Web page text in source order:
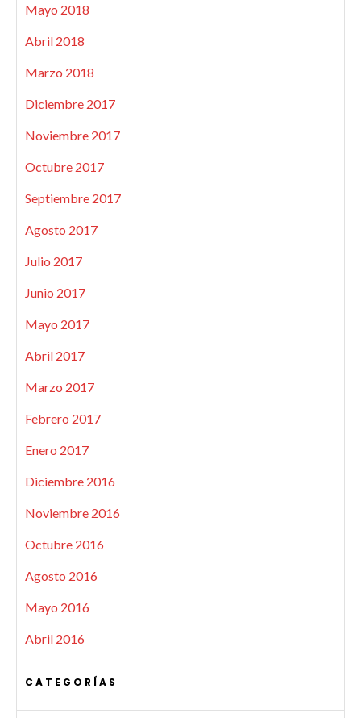
Mayo 2018
Abril 2018
Marzo 2018
Diciembre 2017
Noviembre 2017
Octubre 2017
Septiembre 2017
Agosto 2017
Julio 2017
Junio 2017
Mayo 2017
Abril 2017
Marzo 2017
Febrero 2017
Enero 2017
Diciembre 2016
Noviembre 2016
Octubre 2016
Agosto 2016
Mayo 2016
Abril 2016
CATEGORÍAS